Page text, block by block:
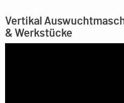
Vertikal
& Werkstücke